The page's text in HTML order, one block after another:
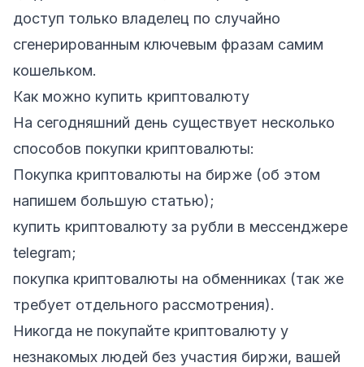
доступ только владелец по случайно
сгенерированным ключевым фразам самим
кошельком.
Как можно купить криптовалюту
На сегодняшний день существует несколько
способов покупки криптовалюты:
Покупка криптовалюты на бирже (об этом
напишем большую статью);
купить криптовалюту за рубли в мессенджере
telegram;
покупка криптовалюты на обменниках (так же
требует отдельного рассмотрения).
Никогда не покупайте криптовалюту у
незнакомых людей без участия биржи, вашей